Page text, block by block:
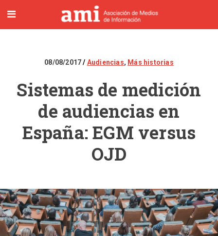
08/08/2017 Audiencias, Más historias
Sistemas de medición
de audiencias en
España: EGM versus
OJD